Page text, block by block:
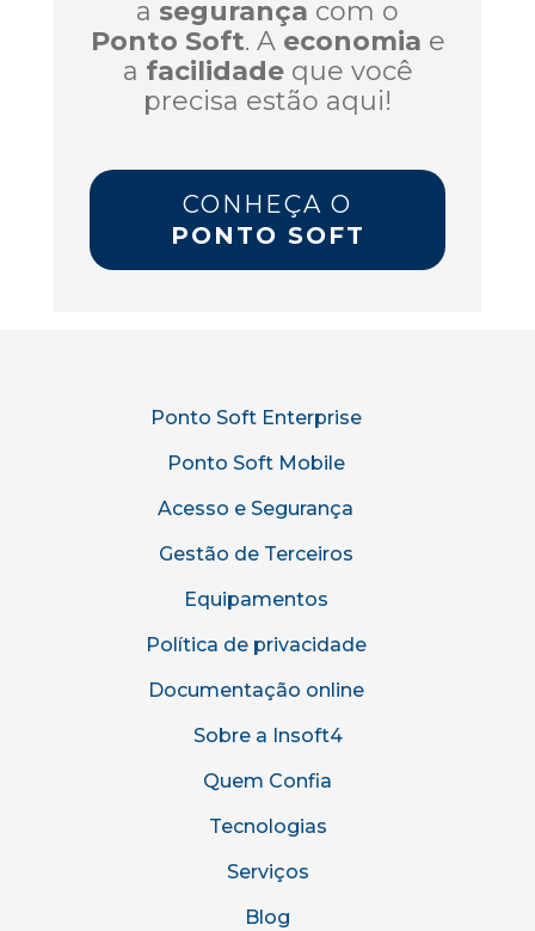
a segurança com o
Ponto Soft. A economia e
a facilidadeque você
precisa estão aqui!
CONHEÇA O
PONTO SOFT
Ponto Soft Enterprise
Ponto Soft Mobile
Acesso e Segurança
Gestão de Terceiros
Equipamentos
Política de privacidade
Documentação online
Sobre a Insoft4
Quem Confia
Tecnologias
Serviços
Blog